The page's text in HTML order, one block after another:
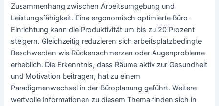
Zusammenhang zwischen Arbeitsumgebung und
Leistungsfähigkeit. Eine ergonomisch optimierte Büro-
Einrichtung kann die Produktivität um bis zu 20 Prozent
steigern. Gleichzeitig reduzieren sich arbeitsplatzbedingte
Beschwerden wie Rückenschmerzen oder Augenprobleme
erheblich. Die Erkenntnis, dass Räume aktiv zur Gesundheit
und Motivation beitragen, hat zu einem
Paradigmenwechsel in der Büroplanung geführt. Weitere
wertvolle Informationen zu diesem Thema finden sich in